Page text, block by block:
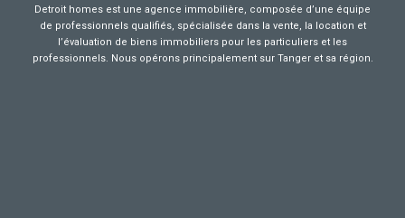
Detroit homes est une agence immobilière, composée d’une équipe
de professionnels qualifiés, spécialisée dans la vente, la location et
l’évaluation de biens immobiliers pour les particuliers et les
professionnels. Nous opérons principalement sur Tanger et sa région.